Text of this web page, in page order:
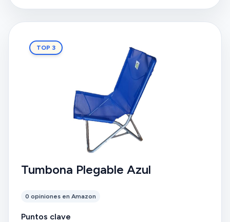
TOP 3
Tumbona Plegable Azul
0 opiniones en Amazon
Puntos clave